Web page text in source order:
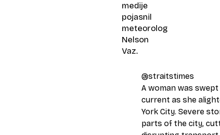
medije
pojasnil
meteorolog
Nelson
Vaz.
@straitstimes
A woman was
current as she
York City. Severe
parts of the city,